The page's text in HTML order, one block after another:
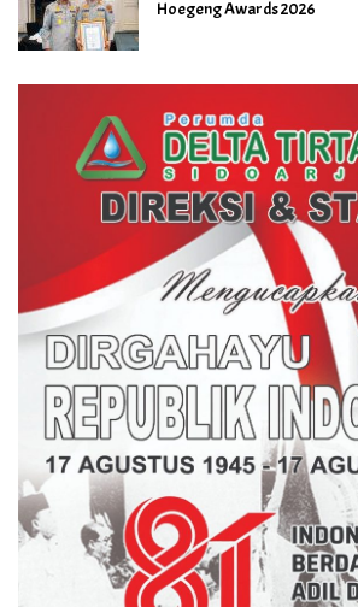
Hoegeng Awards 2026